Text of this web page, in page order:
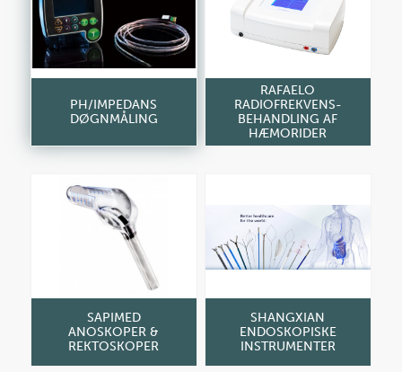
PH/IMPEDANS
DØGNMÅLING
RAFAELO
RADIOFREKVENS-
BEHANDLING AF
HÆMORIDER
SAPIMED
ANOSKOPER &
REKTOSKOPER
SHANGXIAN
ENDOSKOPISKE
INSTRUMENTER